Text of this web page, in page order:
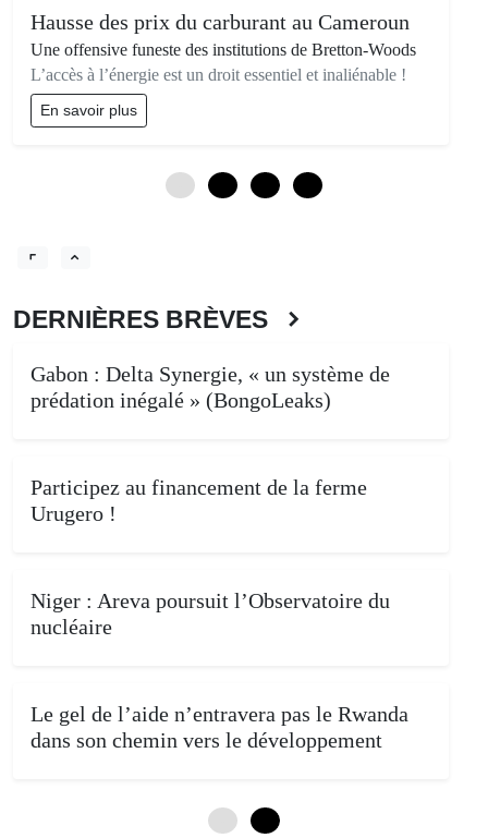
Hausse des prix du carburant au Cameroun
Une offensive funeste des institutions de Bretton-Woods
L’accès à l’énergie est un droit essentiel et inaliénable !
En savoir plus
DERNIÈRES BRÈVES
Gabon : Delta Synergie, « un système de
prédation inégalé » (BongoLeaks)
Participez au financement de la ferme
Urugero !
Niger : Areva poursuit l’Observatoire du
nucléaire
Le gel de l’aide n’entravera pas le Rwanda
dans son chemin vers le développement